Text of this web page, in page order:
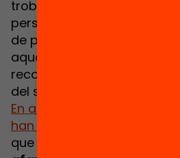
troben en una situació de
personal, familiar i social.
de programa en expansió a
aquests recursos encara
reconeixement formal
del sistema educatiu.
En altres països, recursos
han estat avaluats
, i
que
els programes de